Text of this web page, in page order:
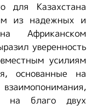
для Казахстана
из надежных и
Африканском
уверенность
усилиям
основанные на
на благо двух